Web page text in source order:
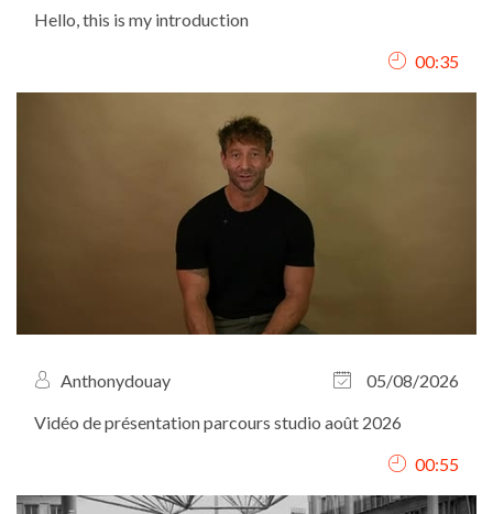
Hello, this is my introduction
00:35
Anthonydouay
05/08/2026
Vidéo de présentation parcours studio août 2026
00:55